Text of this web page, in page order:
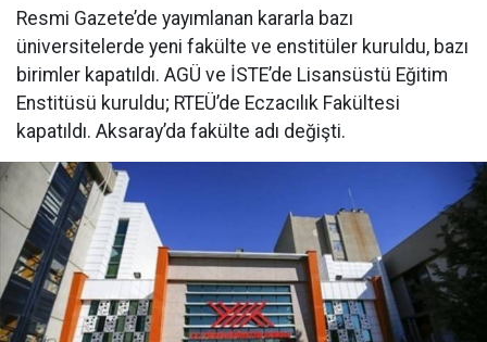
Resmi Gazete’de yayımlanan kararla bazı
üniversitelerde yeni fakülte ve enstitüler kuruldu, bazı
birimler kapatıldı. AGÜ ve İSTE’de Lisansüstü Eğitim
Enstitüsü kuruldu; RTEÜ’de Eczacılık Fakültesi
kapatıldı. Aksaray’da fakülte adı değişti.